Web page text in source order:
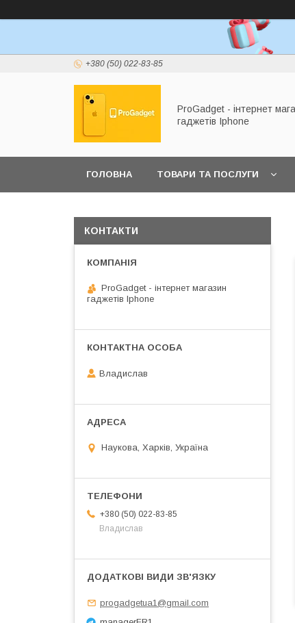
+380 (50) 022-83-85
ProGadget - iнтернет
гаджетів Iphone
ГОЛОВНА ТОВАРИ ТА ПОСЛУГИ
КОНТАКТИ
ProGadget - iнтернет магазин
гаджетів Iphone
Владислав
Наукова, Харків, Україна
+380 (50) 022-83-85
Владислав
progadgetua1@gmail.com